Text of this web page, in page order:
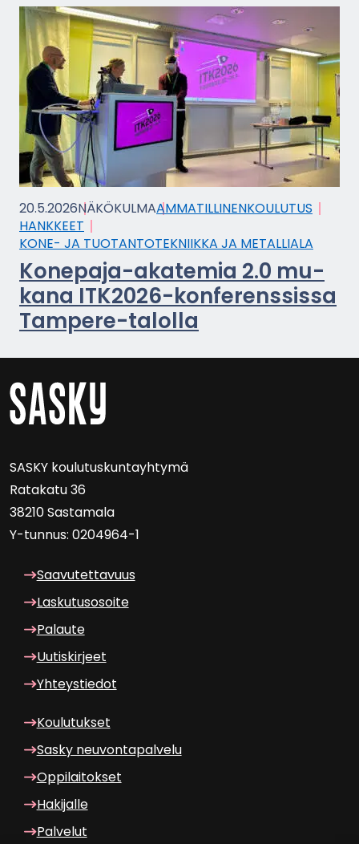
20.5.2026NÄ­KÖ­KUL­MAAM­MA­TIL­LI­NEN­KOU­LU­TUS
HANK­KEET
KONE- JA TUO­TAN­TO­TEK­NIIK­KA JA ME­TAL­LIA­LA
Konepaja-​akatemia 2.0 mu­
ka­na ITK2026-​konferenssissa
Tampere-​talolla
SASKY kou­lu­tus­kun­tayh­ty­mä
Ra­ta­ka­tu 36
38210 Sas­ta­ma­la
Y-​tunnus: 0204964-1
Saa­vu­tet­ta­vuus
Las­ku­tuso­soi­te
Pa­lau­te
Uu­tis­kir­jeet
Yh­teys­tie­dot
Kou­lu­tuk­set
Sasky neu­von­ta­pal­ve­lu
Op­pi­lai­tok­set
Ha­ki­jal­le
Pal­ve­lut